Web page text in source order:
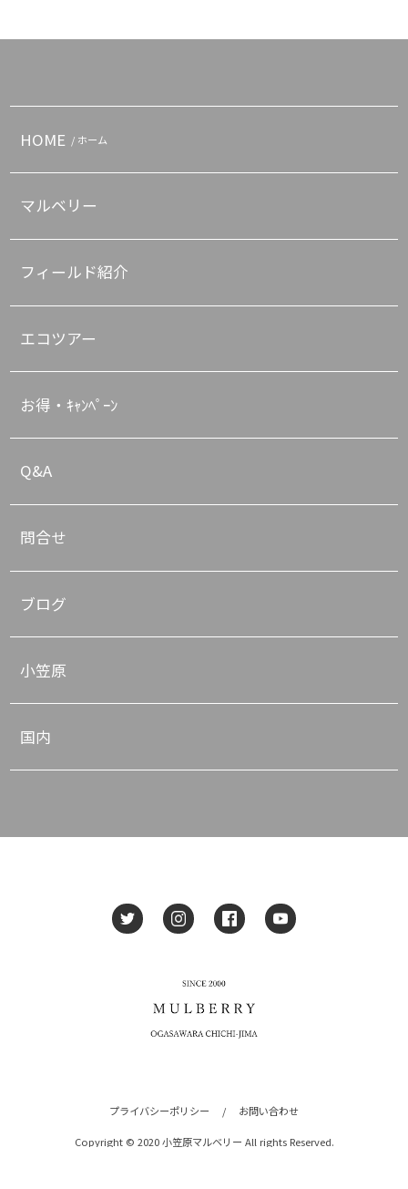
HOME / ホーム
マルベリー
フィールド紹介
エコツアー
お得・ｷｬﾝﾍﾟｰﾝ
Q&A
問合せ
ブログ
小笠原
国内
プライバシーポリシー / お問い合わせ
Copyright © 2020 小笠原マルベリー All rights Reserved.